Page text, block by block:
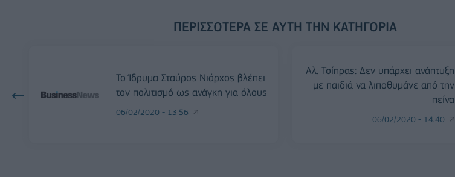
ΠΕΡΙΣΣΌΤΕΡΑ ΣΕ ΑΥΤΉ ΤΗΝ ΚΑΤΗΓΟΡΊΑ
Το Ίδρυμα Σταύρος Νιάρχος βλέπει
τον πολιτισμό ως ανάγκη για όλους
06/02/2020 - 13:56
Αλ. Τσίπρας: Δεν υπάρχει ανάπτυξη
με παιδιά να λιποθυμάνε από την
πείνα
06/02/2020 - 14:40